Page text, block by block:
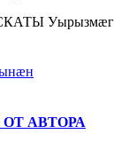
Уырызмæг
АВТОРА